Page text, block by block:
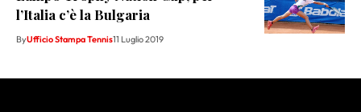
l’Italia c’è la Bulgaria
ByUfficio Stampa Tennis11 Luglio 2019